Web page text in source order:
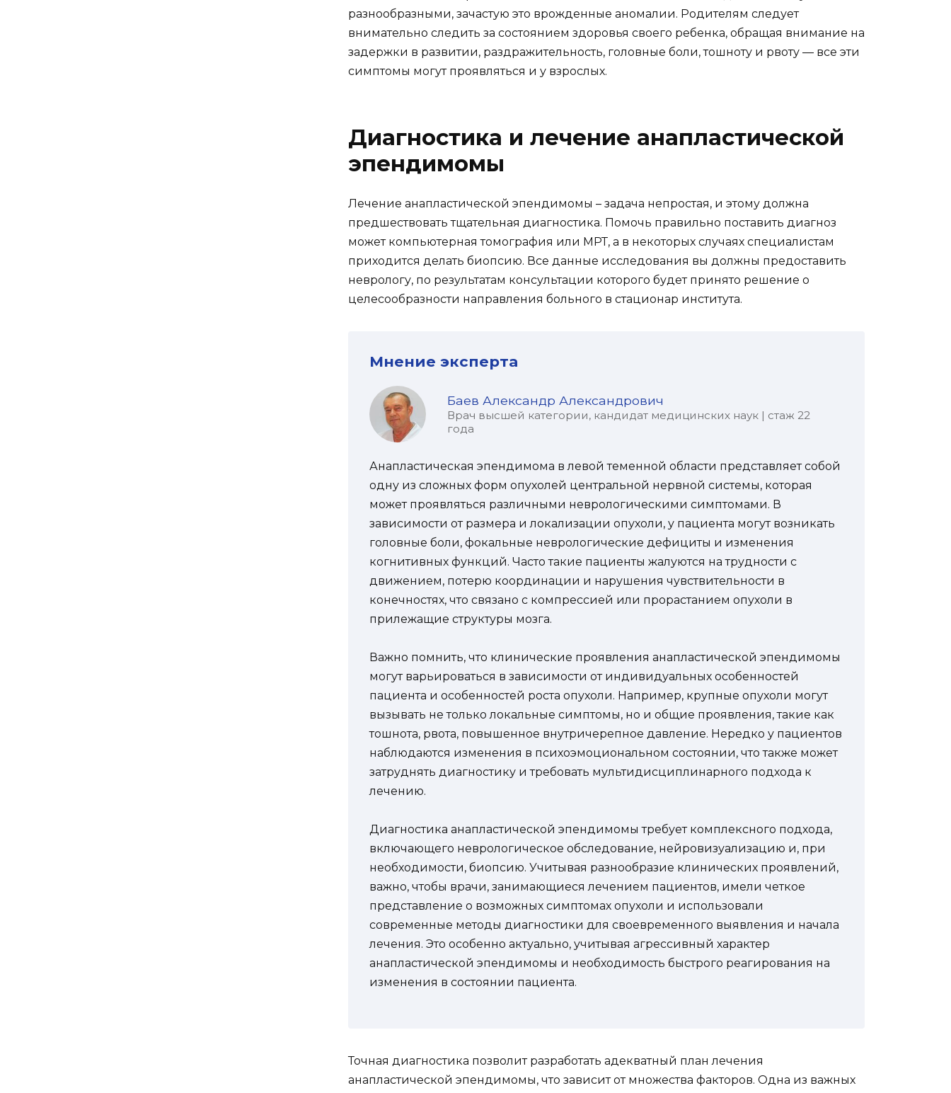
разнообразными, зачастую это врожденные аномалии. Родителям следует
внимательно следить за состоянием здоровья своего ребенка, обращая внимание на
задержки в развитии, раздражительность, головные боли, тошноту и рвоту — все эти
симптомы могут проявляться и у взрослых.
Диагностика и лечение анапластической
эпендимомы
Лечение анапластической эпендимомы – задача непростая, и этому должна
предшествовать тщательная диагностика. Помочь правильно поставить диагноз
может компьютерная томография или МРТ, а в некоторых случаях специалистам
приходится делать биопсию. Все данные исследования вы должны предоставить
неврологу, по результатам консультации которого будет принято решение о
целесообразности направления больного в стационар института.
Мнение эксперта
Баев Александр Александрович
Врач высшей категории, кандидат медицинских наук | стаж 22
года
Анапластическая эпендимома в левой теменной области представляет собой
одну из сложных форм опухолей центральной нервной системы, которая
может проявляться различными неврологическими симптомами. В
зависимости от размера и локализации опухоли, у пациента могут возникать
головные боли, фокальные неврологические дефициты и изменения
когнитивных функций. Часто такие пациенты жалуются на трудности с
движением, потерю координации и нарушения чувствительности в
конечностях, что связано с компрессией или прорастанием опухоли в
прилежащие структуры мозга.
Важно помнить, что клинические проявления анапластической эпендимомы
могут варьироваться в зависимости от индивидуальных особенностей
пациента и особенностей роста опухоли. Например, крупные опухоли могут
вызывать не только локальные симптомы, но и общие проявления, такие как
тошнота, рвота, повышенное внутричерепное давление. Нередко у пациентов
наблюдаются изменения в психоэмоциональном состоянии, что также может
затруднять диагностику и требовать мультидисциплинарного подхода к
лечению.
Диагностика анапластической эпендимомы требует комплексного подхода,
включающего неврологическое обследование, нейровизуализацию и, при
необходимости, биопсию. Учитывая разнообразие клинических проявлений,
важно, чтобы врачи, занимающиеся лечением пациентов, имели четкое
представление о возможных симптомах опухоли и использовали
современные методы диагностики для своевременного выявления и начала
лечения. Это особенно актуально, учитывая агрессивный характер
анапластической эпендимомы и необходимость быстрого реагирования на
изменения в состоянии пациента.
Точная диагностика позволит разработать адекватный план лечения
анапластической эпендимомы, что зависит от множества факторов. Одна из важных